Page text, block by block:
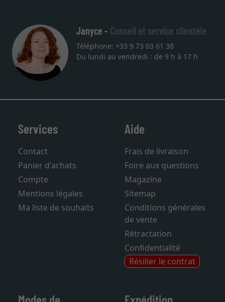
Janyce - Conseil et service clientèle
Téléphone: +33 9 73 03 61 38
Du lundi au vendredi : de 9 h à 17 h
Services
Contact
Panier d'achats
Compte
Mentions légales
Ma liste de souhaits
Aide
Frais de livraison
Foire aux questions
Magazine
Sitemap
Conditions générales
de vente
Rétractation
Confidentialité
Résilier le contrat